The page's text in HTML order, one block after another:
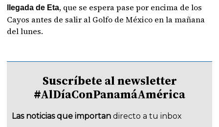
llegada de Eta, que se espera pase por encima de los
Cayos antes de salir al Golfo de México en la mañana
del lunes.
Suscríbete al newsletter
#AlDíaConPanamáAmérica
Las noticias que importan directo a tu inbox